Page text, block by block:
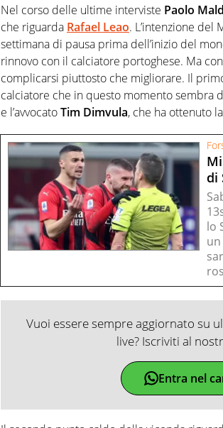
Nel corso delle ultime interviste Paolo
che riguarda Rafael Leao. L’intenzione del
settimana di pausa prima dell’inizio del
rinnovo con il calciatore portoghese. Ma
complicarsi piuttosto che migliorare. Il
calciatore che in questo momento sembra
e l’avvocatoTim Dimvula, che ha ottenuto
di
lo
Vuoi essere sempre aggiornato su
live? Iscriviti al
Entra nel